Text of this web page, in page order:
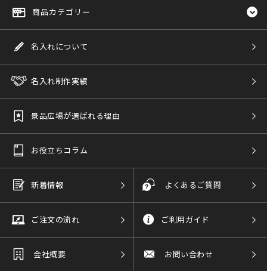
商品カテゴリー
名入れについて
名入れ制作実績
景品広場が選ばれる理由
お役立ちコラム
新着情報 よくあるご質問
ご注文の流れ ご利用ガイド
会社概要 お問い合わせ